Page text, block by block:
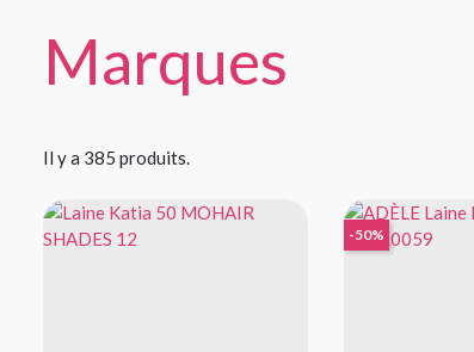
Marques
Il y a 385 produits.
-50%